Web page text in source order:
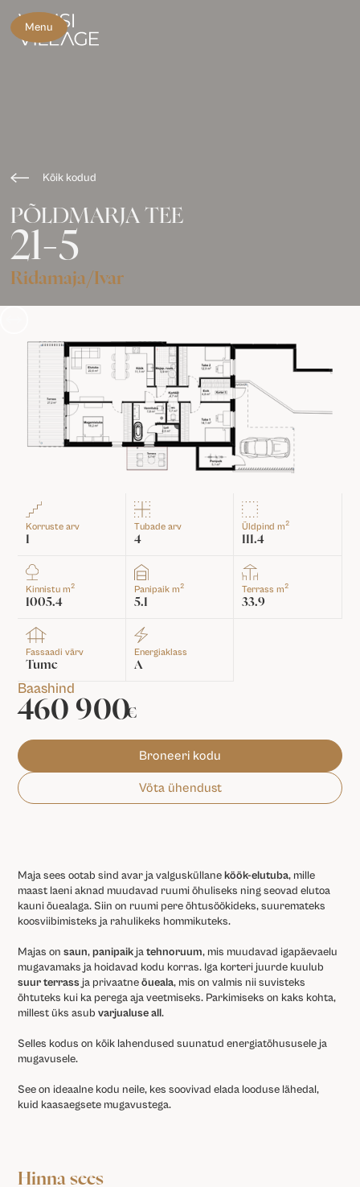
Menu
Kõik kodud
PÕLDMARJA TEE
21-5
Ridamaja/ Ivar
Korruste arv Tubade arv
4
Üldpind m2
111.4
Kinnistu m2
1005.4
Panipaik m2
5.1
Terrass m2
33.9
Fassaadi värv
Tume
Energiaklass
A
Baashind
460 900€
Broneeri kodu
Võta ühendust
Hinna sees
Maja sees ootab sind avar ja valgusküllane köök-elutuba, mille
maast laeni aknad muudavad ruumi õhuliseks ning seovad elutoa
kauni õuealaga. Siin on ruumi pere õhtusöökideks, suuremateks
koosviibimisteks ja rahulikeks hommikuteks.
Majas onsaun,panipaik jatehnoruum, mis muudavad igapäevaelu
mugavamaks ja hoidavad kodu korras. Iga korteri juurde kuulub
suur terrass ja privaatneõueala, mis on valmis nii suvisteks
õhtuteks kui ka perega aja veetmiseks. Parkimiseks on kaks kohta,
millest üks asubvarjualuse all.
Selles kodus on kõik lahendused suunatud energiatõhususele ja
mugavusele.
See on ideaalne kodu neile, kes soovivad elada looduse lähedal,
kuid kaasaegsete mugavustega.